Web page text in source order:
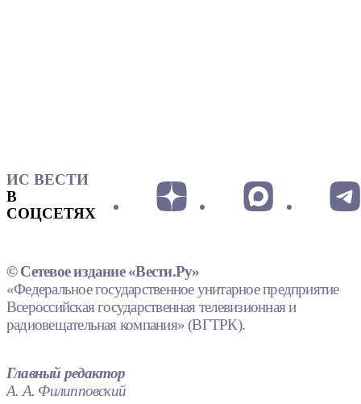
ИС ВЕСТИ
В
СОЦСЕТЯХ
© Сетевое издание «Вести.Ру»
«Федеральное государственное унитарное предприятие
Всероссийская государственная телевизионная и
радиовещательная компания» (ВГТРК).
Главный редактор
А. А. Филипповский